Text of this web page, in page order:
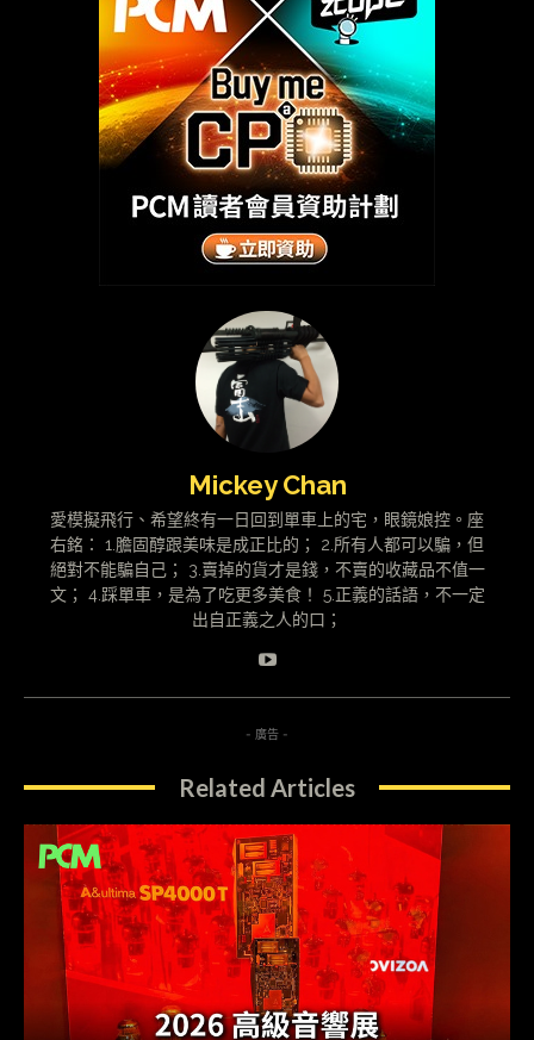
Mickey Chan
愛模擬飛行、希望終有一日回到單車上的宅，眼鏡娘控。座
右銘： 1.膽固醇跟美味是成正比的； 2.所有人都可以騙，但
絕對不能騙自己； 3.賣掉的貨才是錢，不賣的收藏品不值一
文； 4.踩單車，是為了吃更多美食！ 5.正義的話語，不一定
出自正義之人的口；
- 廣告 -
Related Articles